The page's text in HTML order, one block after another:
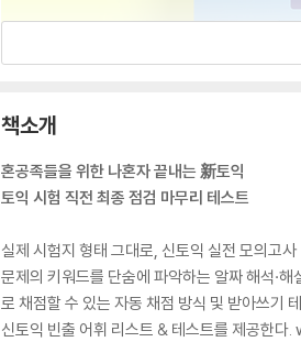
책소개
혼공족들을 위한 나혼자 끝내는 新토익
토익 시험 직전 최종 점검 마무리 테스트
실제 시험지 형태 그대로, 신토익 실전 모의고
문제의 키워드를 단숨에 파악하는 알짜 해석·
로 채점할 수 있는 자동 채점 방식 및 받아쓰기
신토익 빈출 어휘 리스트 & 테스트를 제공한